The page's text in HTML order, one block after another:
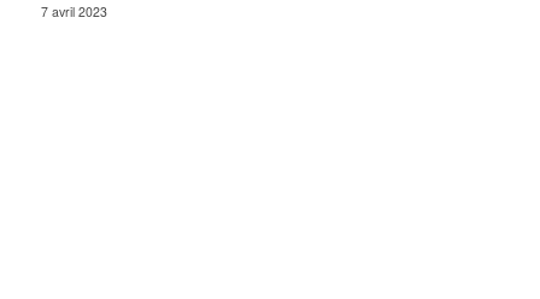
7 avril 2023